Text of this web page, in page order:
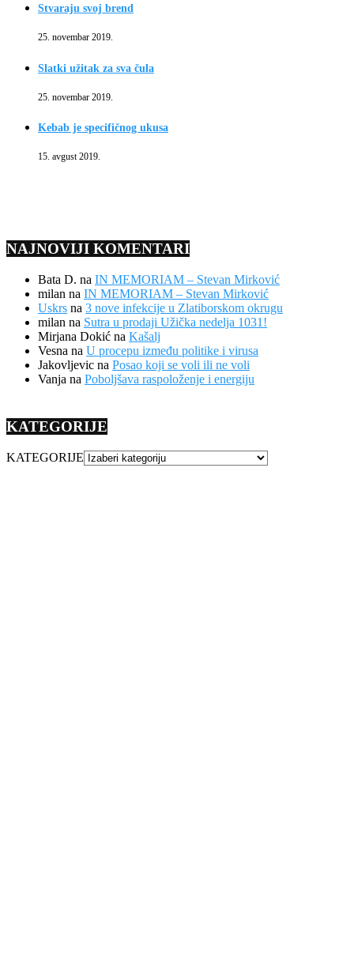
Stvaraju svoj brend
25. novembar 2019.
Slatki užitak za sva čula
25. novembar 2019.
Kebab je specifičnog ukusa
15. avgust 2019.
NAJNOVIJI KOMENTARI
Bata D. na IN MEMORIAM – Stevan Mirković
milan na IN MEMORIAM – Stevan Mirković
Uskrs na 3 nove infekcije u Zlatiborskom okrugu
milan na Sutra u prodaji Užička nedelja 1031!
Mirjana Dokić na Kašalj
Vesna na U procepu između politike i virusa
Jakovljevic na Posao koji se voli ili ne voli
Vanja na Poboljšava raspoloženje i energiju
KATEGORIJE
KATEGORIJE